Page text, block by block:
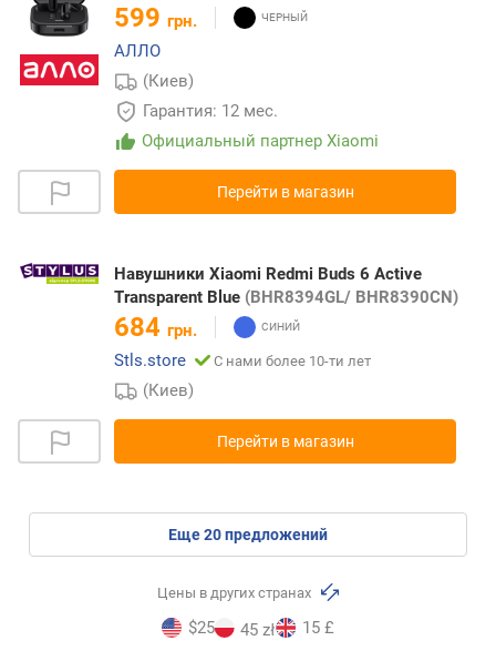
599 грн.
АЛЛО
(Киев)
Гарантия: 12 мес.
Официальный партнер Xiaomi
Перейти в магазин
Навушники Xiaomi Redmi Buds 6 Active
Transparent Blue (BHR8394GL/ BHR8390CN)
684 грн.
Stls.store
С нами более 10-ти лет
(Киев)
Перейти в магазин
eще20предложений
Цены в других странах
$25 45 zł 15 £